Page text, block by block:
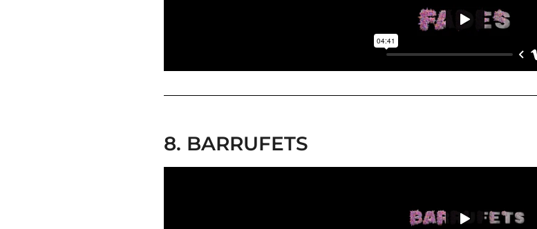
8. BARRUFETS